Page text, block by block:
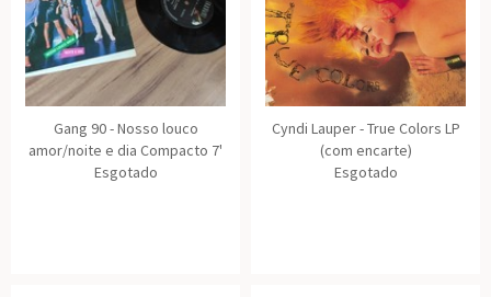
Gang 90 - Nosso louco
amor/noite e dia Compacto 7'
Esgotado
Cyndi Lauper - True Colors LP
(com encarte)
Esgotado